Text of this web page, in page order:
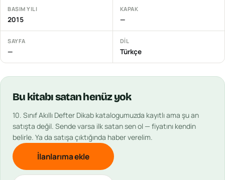
BASIM YILI
2015
KAPAK
—
SAYFA
—
DIL
Türkçe
Bu kitabısatan henüz yok
10. Sınıf Akıllı Defter Dikab katalogumuzda kayıtlı ama şu an
satışta değil. Sende varsa ilk satan sen ol — fiyatını kendin
belirle. Ya da satışa çıktığında haber verelim.
İlanlarıma ekle